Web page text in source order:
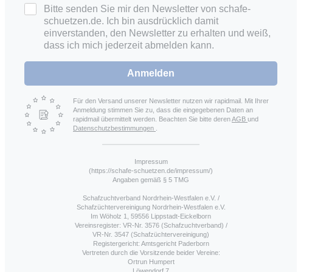
Bitte senden Sie mir den Newsletter von schafe-
schuetzen.de. Ich bin ausdrücklich damit
einverstanden, den Newsletter zu erhalten und weiß,
dass ich mich jederzeit abmelden kann.
Anmelden
Für den Versand unserer Newsletter nutzen wir rapidmail. Mit Ihrer
Anmeldung stimmen Sie zu, dass die eingegebenen Daten an
rapidmail übermittelt werden. Beachten Sie bitte derenAGB und
Datenschutzbestimmungen
Impressum
(https://schafe-schuetzen.de/impressum/)
Angaben gemäß § 5 TMG
Schafzuchtverband Nordrhein-Westfalen e.V. /
Schafzüchtervereinigung Nordrhein-Westfalen e.V.
Im Wöholz 1, 59556 Lippstadt-Eickelborn
Vereinsregister: VR-Nr. 3576 (Schafzuchtverband) /
VR-Nr. 3547 (Schafzüchtervereinigung)
Registergericht: Amtsgericht Paderborn
Vertreten durch die Vorsitzende beider Vereine:
Ortrun Humpert